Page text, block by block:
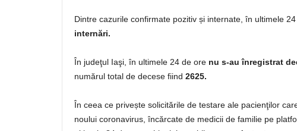
Dintre cazurile confirmate pozitiv și internate, în ultimele
internări.
În judeţul Iaşi, în ultimele 24 de ore nu s-au înregistrat
numărul total de decese fiind 2625.
În ceea ce privește solicitările de testare ale pacienţilor
noului coronavirus, încărcate de medicii de familie pe